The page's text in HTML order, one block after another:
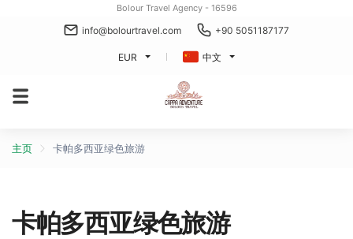
Bolour Travel Agency - 16596
info@bolourtravel.com +90 5051187177
EUR 中文
主页 卡帕多西亚绿色旅游
卡帕多西亚绿色旅游